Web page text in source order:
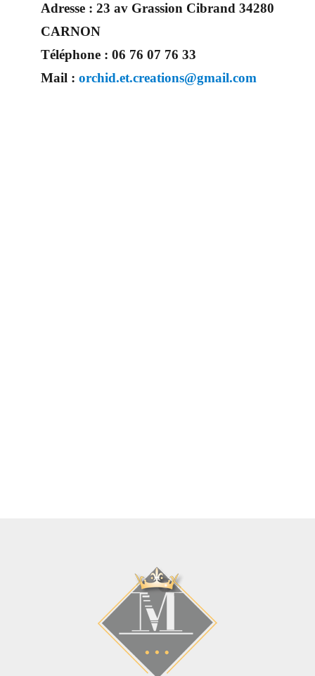
Adresse : 23 av Grassion Cibrand 34280
CARNON
Téléphone : 06 76 07 76 33
Mail : orchid.et.creations@gmail.com